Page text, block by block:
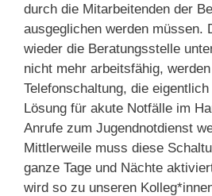
durch die Mitarbeitenden der
ausgeglichen werden müssen.
wieder die Beratungsstelle
nicht mehr arbeitsfähig,
Telefonschaltung, die
Lösung für akute Notfälle im
Anrufe zum Jugendnotdienst
Mittlerweile muss diese
ganze Tage und Nächte
wird so zu unseren